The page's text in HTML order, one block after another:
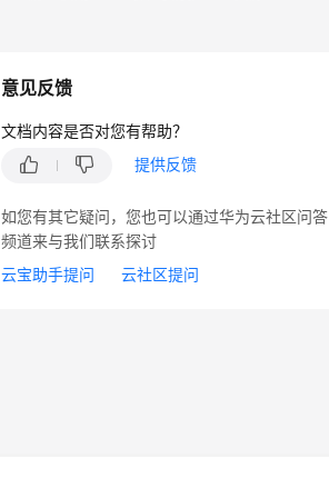
意见反馈
文档内容是否对您有帮助？
提供反馈
如您有其它疑问，您也可以通过华为云社区问答
频道来与我们联系探讨
云宝助手提问
云社区提问